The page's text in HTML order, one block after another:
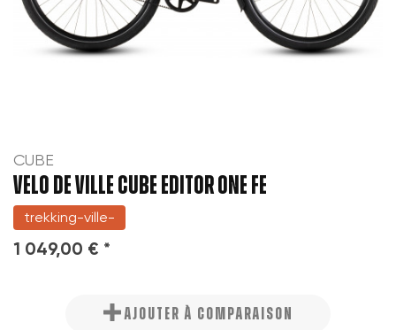
CUBE
VELO DE VILLE CUBE EDITOR ONE FE
trekking-ville-
1 049,00 € *
AJOUTER À COMPARAISON